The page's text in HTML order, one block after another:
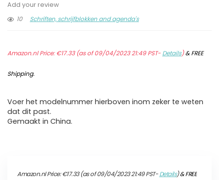
Add your review
10
Schriften, schrijfblokken and agenda's
Amazon.nl Price:€17.33(as of 09/04/2023 21:49 PST- Details)&FREE
Shipping.
Voer het modelnummer hierboven inom zeker te weten
dat dit past.
Gemaakt in China.
Amazon.nl Price:€17.33(as of 09/04/2023 21:49 PST-Details)&FREE